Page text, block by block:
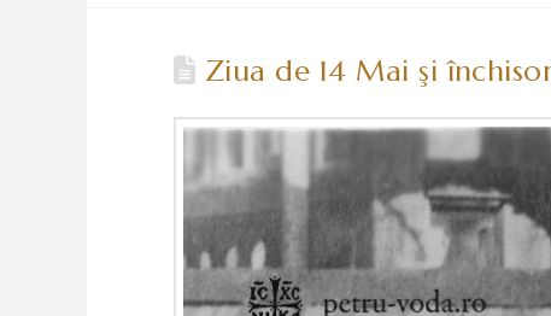
Ziua de 14 Mai şi